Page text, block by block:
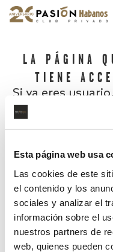
Esta página web usa
Las cookies de este
el contenido y los
sociales y analizar el
información sobre el
nuestros partners de
web, quienes pueden
LA PÁGINA
TIENE
Si ya eres
¿Has olvidado tu